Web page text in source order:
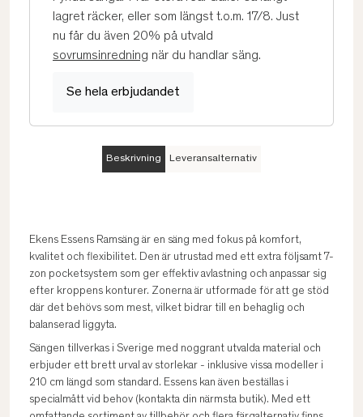
lagret räcker, eller som längst t.o.m. 17/8. Just
nu får du även 20% på utvald
sovrumsinredning när du handlar säng.
Se hela erbjudandet
Beskrivning Leveransalternativ
Ekens Essens Ramsäng är en säng med fokus på komfort,
kvalitet och flexibilitet. Den är utrustad med ett extra följsamt 7-
zon pocketsystem som ger effektiv avlastning och anpassar sig
efter kroppens konturer. Zonerna är utformade för att ge stöd
där det behövs som mest, vilket bidrar till en behaglig och
balanserad liggyta.
Sängen tillverkas i Sverige med noggrant utvalda material och
erbjuder ett brett urval av storlekar - inklusive vissa modeller i
210 cm längd som standard. Essens kan även beställas i
specialmått vid behov (kontakta din närmsta butik). Med ett